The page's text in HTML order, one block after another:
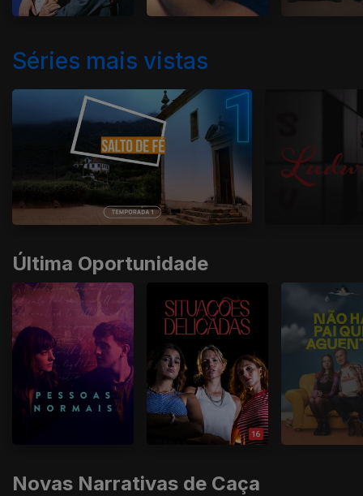
Séries mais vistas
Última Oportunidade
Novas Narrativas de Caça